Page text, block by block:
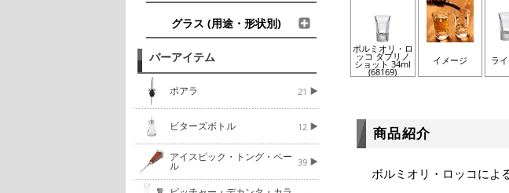
グラス (用途・形状別)
バーアイテム
ポアラ 21
ビターズボトル 12
アイスピック・トング・ペー
ル 39
ボルミオリ・ロ
ッコ ダブリノ
ショット 34ml
(68169)
イメージ ラ
商品紹介
ボルミオリ・ロッコによ